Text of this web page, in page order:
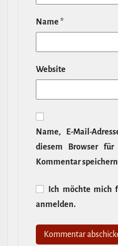
Name *
Website
Name, E‑Mail-​
diesem Browser für
Kommentar
Ich möchte mich
anmelden.